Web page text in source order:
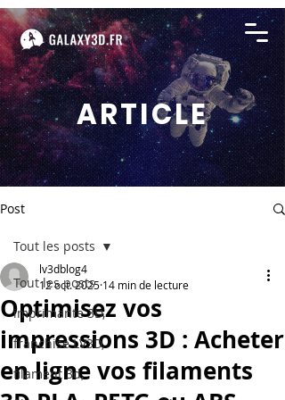
ARTICLE
Post
Tout les posts
imprimante 3D,
franchise LV3D,
filament 3d,
Tout les posts
Optimisez vos
impressions 3D : Acheter
en ligne vos filaments
lv3dblog4
12 oct. 2025 14 min de lecture